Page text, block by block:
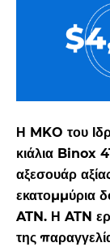
Η MKO του
κιάλια Binox
αξεσουάρ
εκατομμύρια
ATN. Η ATN
της